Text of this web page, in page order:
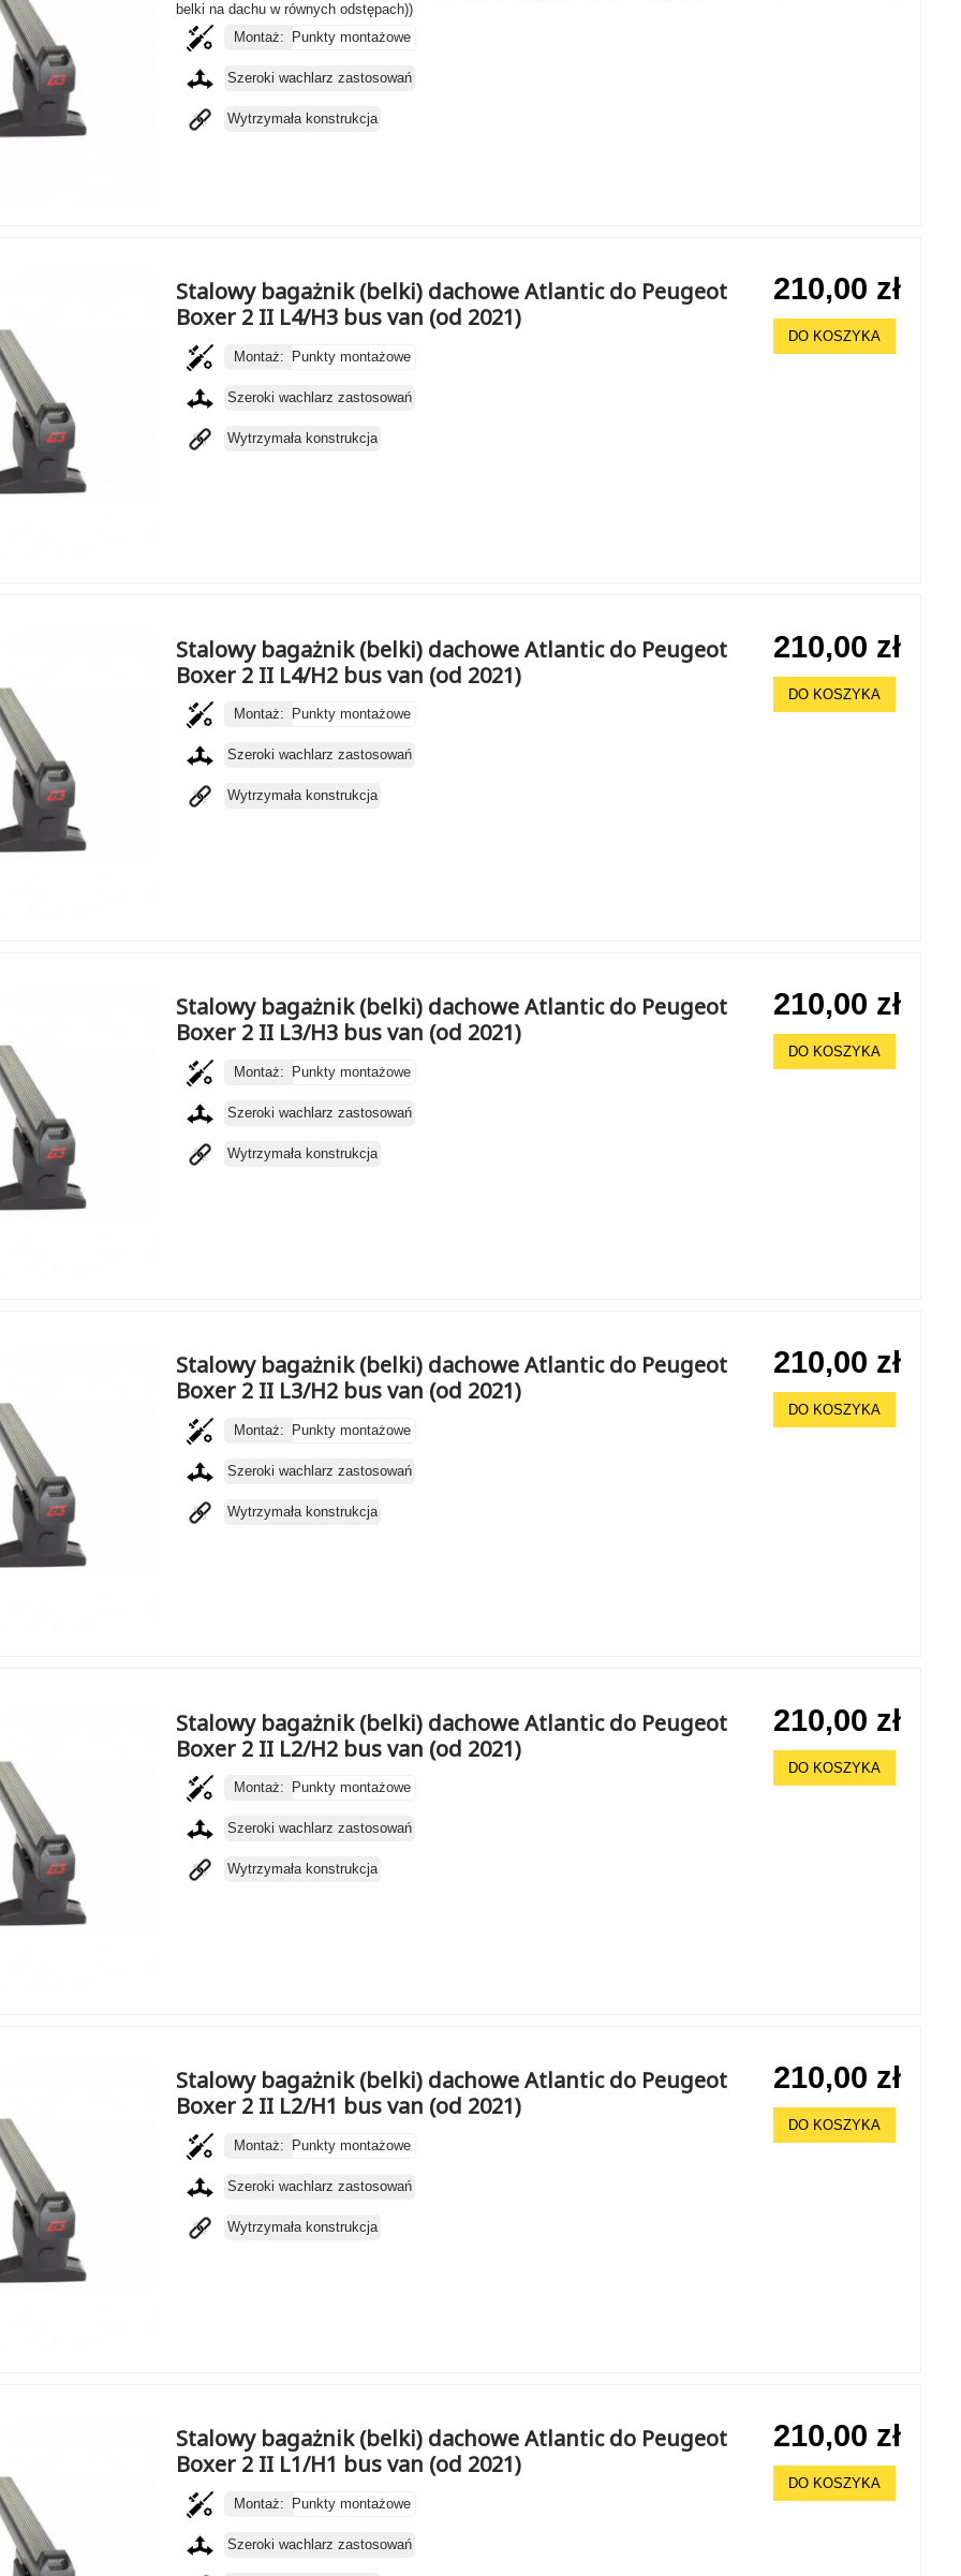
belki na dachu w równych odstępach))
Montaż:
Punkty montażowe
Szeroki wachlarz zastosowań
Wytrzymała konstrukcja
Stalowy bagażnik (belki) dachowe Atlantic do Peugeot
Boxer 2 II L4/H3 bus van (od 2021)
Montaż: Punkty montażowe
Szeroki wachlarz zastosowań
Wytrzymała konstrukcja
210,00 zł
DO KOSZYKA
Stalowy bagażnik (belki) dachowe Atlantic do Peugeot
Boxer 2 II L4/H2 bus van (od 2021)
Montaż: Punkty montażowe
Szeroki wachlarz zastosowań
Wytrzymała konstrukcja
210,00 zł
DO KOSZYKA
Stalowy bagażnik (belki) dachowe Atlantic do Peugeot
Boxer 2 II L3/H3 bus van (od 2021)
Montaż: Punkty montażowe
Szeroki wachlarz zastosowań
Wytrzymała konstrukcja
210,00 zł
DO KOSZYKA
Stalowy bagażnik (belki) dachowe Atlantic do Peugeot
Boxer 2 II L3/H2 bus van (od 2021)
Montaż: Punkty montażowe
Szeroki wachlarz zastosowań
Wytrzymała konstrukcja
210,00 zł
DO KOSZYKA
Stalowy bagażnik (belki) dachowe Atlantic do Peugeot
Boxer 2 II L2/H2 bus van (od 2021)
Montaż: Punkty montażowe
Szeroki wachlarz zastosowań
Wytrzymała konstrukcja
210,00 zł
DO KOSZYKA
Stalowy bagażnik (belki) dachowe Atlantic do Peugeot
Boxer 2 II L2/H1 bus van (od 2021)
Montaż: Punkty montażowe
Szeroki wachlarz zastosowań
Wytrzymała konstrukcja
210,00 zł
DO KOSZYKA
Stalowy bagażnik (belki) dachowe Atlantic do Peugeot
Boxer 2 II L1/H1 bus van (od 2021)
Montaż: Punkty montażowe
Szeroki wachlarz zastosowań
210,00 zł
DO KOSZYKA